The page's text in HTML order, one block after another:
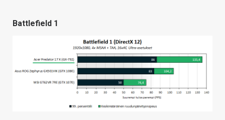
Battlefield 1